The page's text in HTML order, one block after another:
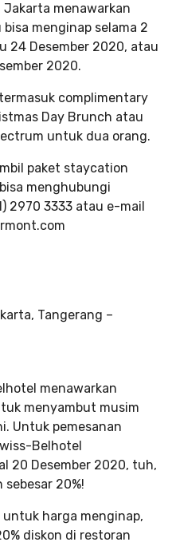
menawarkan
menginap selama 2
24 Desember 2020, atau
2020.
complimentary
Day Brunch atau
untuk dua orang.
paket staycation
menghubungi
2970 3333 atau e-mail
menawarkan
menyambut musim
Untuk pemesanan
Belhotel
20 Desember 2020, tuh,
20%!
harga menginap,
diskon di restoran